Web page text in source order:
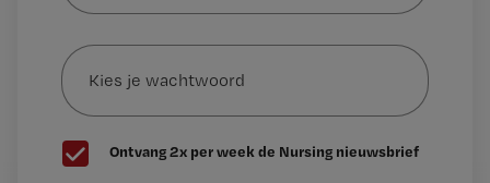
mailadres?
Kies
je
wachtwoord
G
e
Ontvang 2x per week de Nursing nieuwsbrief